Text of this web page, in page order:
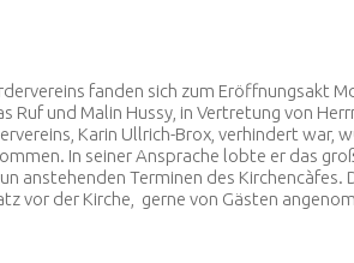
fanden sich zum Eröffnungsakt
Ruf und Malin Hussy, in Vertretung von
Karin Ullrich-Brox, verhindert
In seiner Ansprache lobte er das
anstehenden Terminen des
vor der Kirche, gerne von Gästen